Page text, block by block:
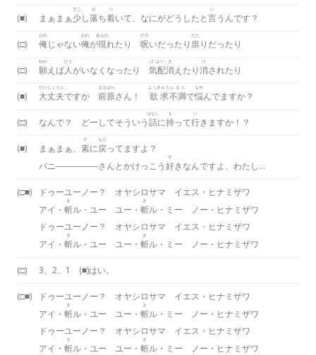
(■) まぁまぁ少
すこ
し落
お
ち着
つ
いて、なにがどうしたと言
い
うんです？
(□) 俺
おれ
じゃない俺
おれ
が現
あらわ
れたり 呪
のろ
いだったり 祟
たた
りだったり
(□) 願
ねが
えば人
ひと
がいなくなったり 気配
けはい
消
き
えたり消
け
されたり
(■) 大丈夫
だいじょうぶ
ですか 前原
まえばら
さん！ 欲求
よっきゅう
不満
ふまん
で悩
なや
んでますか？
(□) なんで？ どーしてそういう話
はなし
に持
も
って行
い
きますか！？
(■) まぁまぁ、 素
す
に戻
もど
ってますよ？
バニ―――――さんとかけっこう好
す
きなんですよ、わたし…
(□■)
ドゥーユーノー？ オヤシロサマ イエス・ヒナミザワ
アイ・ 斬
き
ル・ユー ユー・ 斬
き
ル・ミー ノー・ヒナミザワ
ドゥーユーノー？ オヤシロサマ イエス・ヒナミザワ
アイ・ 斬
き
ル・ユー ユー・ 斬
き
ル・ミー ノー・ヒナミザワ
(□) 3、2、1 (■)はい。
(□■)
ドゥーユーノー？ オヤシロサマ イエス・ヒナミザワ
アイ・ 斬
き
ル・ユー ユー・ 斬
き
ル・ミー ノー・ヒナミザワ
ドゥーユーノー？ オヤシロサマ イエス・ヒナミザワ
アイ・ 斬
き
ル・ユー ユー・ 斬
き
ル・ミー ノー・ヒナミザワ